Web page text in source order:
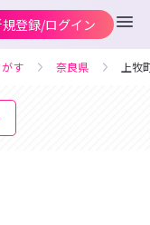
登録/ログイン
す 奈良県 上牧